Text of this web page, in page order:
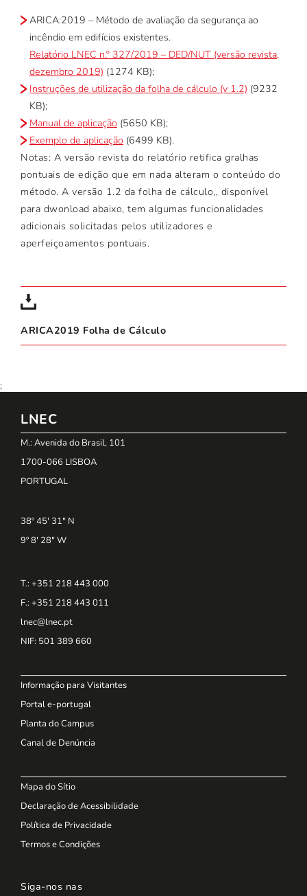
ARICA:2019 – Método de avaliação da segurança ao
incêndio em edifícios existentes.
Relatório LNEC n.º 327/2019 – DED/NUT (versão revista,
dezembro 2019) (1274 KB);
Instruções de utilização da folha de cálculo (v 1.2) (9232
KB);
Manual de aplicação (5650 KB);
Exemplo de aplicação (6499 KB).
Notas: A versão revista do relatório retifica gralhas
pontuais de edição que em nada alteram o conteúdo do
método. A versão 1.2 da folha de cálculo,, disponível
para dwonload abaixo, tem algumas funcionalidades
adicionais solicitadas pelos utilizadores e
aperfeiçoamentos pontuais.
ARICA2019 Folha de Cálculo
;
LNEC
M.: Avenida do Brasil, 101
1700-066 LISBOA
PORTUGAL
38º 45' 31" N
9º 8' 28" W
T.: +351 218 443 000
F.: +351 218 443 011
lnec@lnec.pt
NIF: 501 389 660
Informação para Visitantes
Portal e-portugal
Planta do Campus
Canal de Denúncia
Mapa do Sítio
Declaração de Acessibilidade
Política de Privacidade
Termos e Condições
Siga-nos nas